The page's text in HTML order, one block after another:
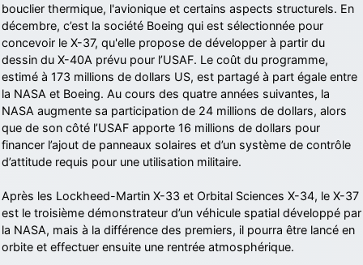
bouclier thermique, l'avionique et certains aspects structurels. En
décembre, c’est la société Boeing qui est sélectionnée pour
concevoir le X-37, qu'elle propose de développer à partir du
dessin du X-40A prévu pour l’USAF. Le coût du programme,
estimé à 173 millions de dollars US, est partagé à part égale entre
la NASA et Boeing. Au cours des quatre années suivantes, la
NASA augmente sa participation de 24 millions de dollars, alors
que de son côté l’USAF apporte 16 millions de dollars pour
financer l’ajout de panneaux solaires et d’un système de contrôle
d’attitude requis pour une utilisation militaire.
Après les Lockheed-Martin X-33 et Orbital Sciences X-34, le X-37
est le troisième démonstrateur d’un véhicule spatial développé par
la NASA, mais à la différence des premiers, il pourra être lancé en
orbite et effectuer ensuite une rentrée atmosphérique.